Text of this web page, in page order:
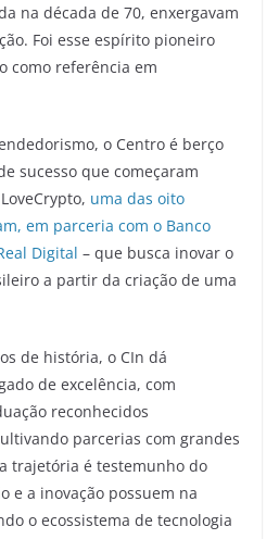
na década de 70, enxergavam
Foi esse espírito pioneiro
como referência em
o Centro é berço
sucesso que começaram
uma das oito
em parceria com o Banco
Digital – que busca inovar o
a partir da criação de uma
de história, o CIn dá
de excelência, com
reconhecidos
parcerias com grandes
trajetória é testemunho do
e a inovação possuem na
o ecossistema de tecnologia